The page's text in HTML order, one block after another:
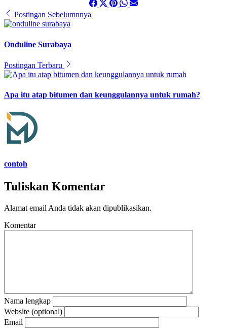
Postingan Sebelumnnya
Onduline Surabaya
Postingan Terbaru
Apa itu atap bitumen dan keunggulannya untuk rumah?
contoh
Tuliskan Komentar
Alamat email Anda tidak akan dipublikasikan.
Komentar
Nama lengkap
Website (optional)
Email